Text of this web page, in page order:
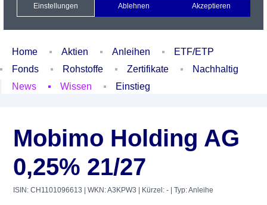
Xetra Realtime
Watchlist Portfolio Login
Home Aktien Anleihen
ETF/ETP
Fonds
Rohstoffe Zertifikate
Nachhaltig
News
Wissen Einstieg
Mobimo Holding AG
0,25% 21/27
ISIN: CH1101096613 | WKN: A3KPW3 | Kürzel: - | Typ: Anleihe
Einstellungen Ablehnen Akzeptieren